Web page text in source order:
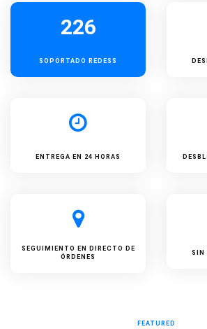
226
SOPORTADO REDESS
ENTREGA EN 24 HORAS
SEGUIMIENTO EN DIRECTO DE
ÓRDENES
SIN
FEATURED